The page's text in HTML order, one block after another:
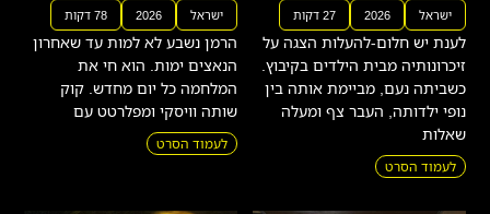
ישראל 2026 27 דקות
לענת יש חלום-להעלות הצגה על
זיכרונותיה מבית הילדים בקיבוץ.
כשביתה נעם, מביימת אותה בין
נופי ילדותה, העבר צף ומעלה
שאלות
לעמוד הסרט
ישראל 2026 78 דקות
הרמן נשבע לא למות עד שאחרון
הנאצים ימות. הוא חי את
המלחמה כל יום מחדש. קוק
שותה וויסקי ומפלרטט עם
לעמוד הסרט